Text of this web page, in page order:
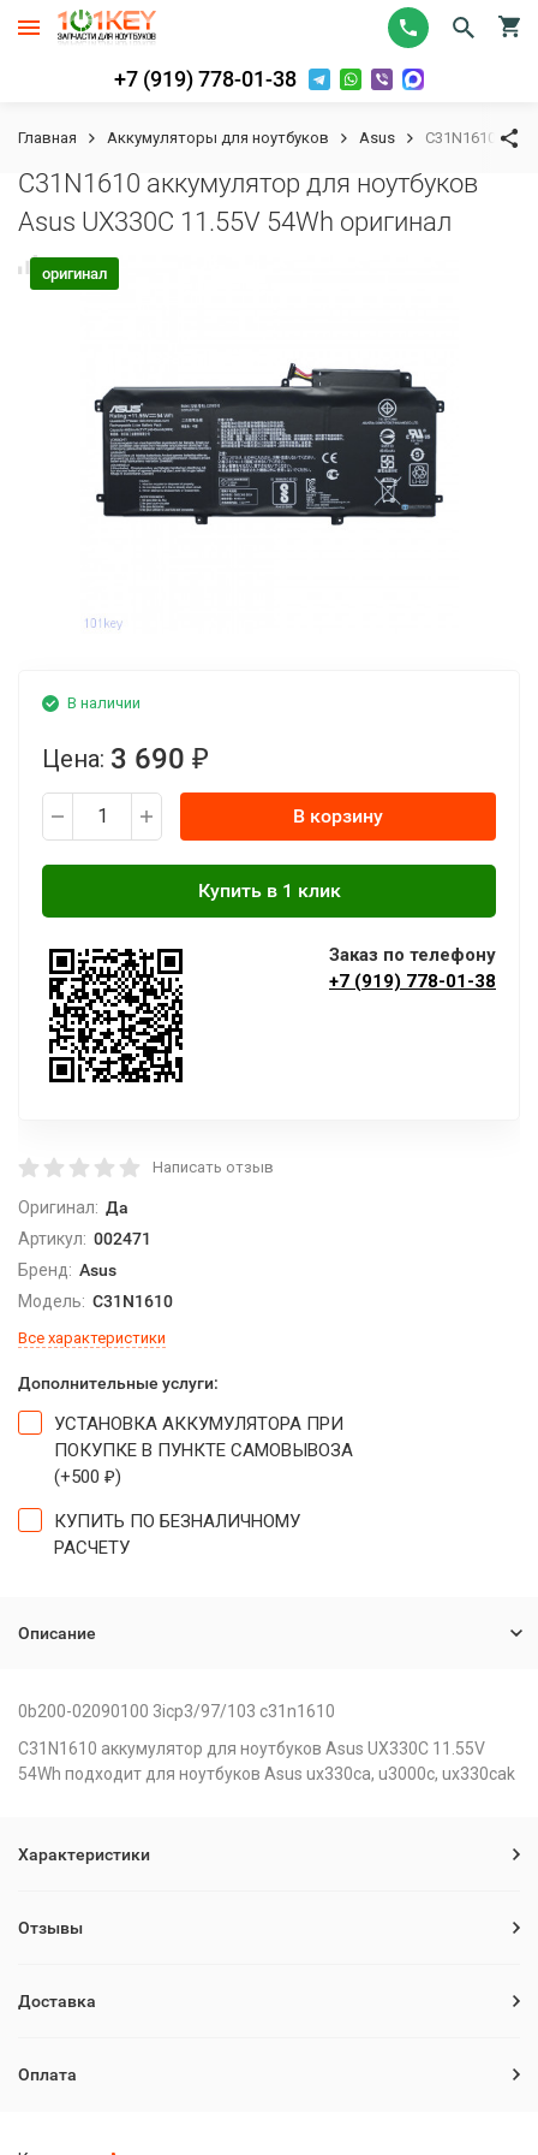
+7 (919) 778-01-38
Главная Аккумуляторы для ноутбуков Asus C31N1610
C31N1610 аккумулятор для ноутбуков
Asus UX330C 11.55V 54Wh оригинал
К сравнению
оригинал
В наличии
Цена: 3 690 ₽
В корзину
Заказ по телефону
+7 (919) 778-01-38
Написать отзыв
Оригинал: Да
Артикул: 002471
Бренд: Asus
Модель: C31N1610
Все характеристики
Дополнительные услуги:
УСТАНОВКА АККУМУЛЯТОРА ПРИ
ПОКУПКЕ В ПУНКТЕ САМОВЫВОЗА
(+500 ₽)
КУПИТЬ ПО БЕЗНАЛИЧНОМУ
РАСЧЕТУ
Описание
0b200-02090100 3icp3/97/103 c31n1610
C31N1610 аккумулятор для ноутбуков Asus UX330C 11.55V
54Wh подходит для ноутбуков Asus ux330ca, u3000c, ux330cak
Характеристики
Отзывы
Доставка
Оплата